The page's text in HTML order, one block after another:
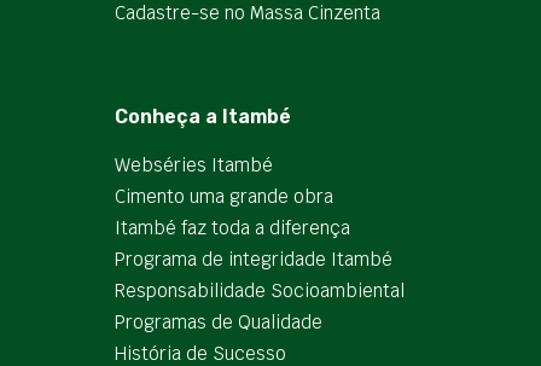
Cadastre-se no Massa Cinzenta
Conheça a Itambé
Webséries Itambé
Cimento uma grande obra
Itambé faz toda a diferença
Programa de integridade Itambé
Responsabilidade Socioambiental
Programas de Qualidade
História de Sucesso